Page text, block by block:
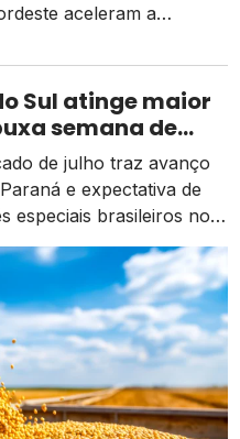
aceleram a
Sul atinge maior
semana de
de julho traz avanço
e expectativa de
especiais brasileiros no